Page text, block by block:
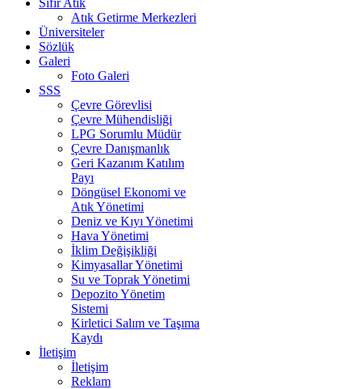
Sıfır Atık
Atık Getirme Merkezleri
Üniversiteler
Sözlük
Galeri
Foto Galeri
SSS
Çevre Görevlisi
Çevre Mühendisliği
LPG Sorumlu Müdür
Çevre Danışmanlık
Geri Kazanım Katılım
Payı
Döngüsel Ekonomi ve
Atık Yönetimi
Deniz ve Kıyı Yönetimi
Hava Yönetimi
İklim Değişikliği
Kimyasallar Yönetimi
Su ve Toprak Yönetimi
Depozito Yönetim
Sistemi
Kirletici Salım ve Taşıma
Kaydı
İletişim
İletişim
Reklam